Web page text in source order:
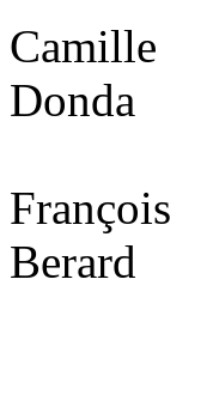
Camille
Donda
François
Berard